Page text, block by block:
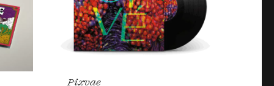
du fils de l’artiste.
Pixvae